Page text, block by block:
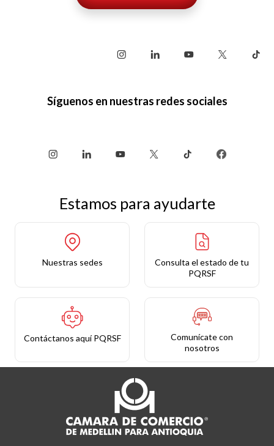
Síguenos en nuestras redes sociales
Estamos para ayudarte
Nuestras sedes
Consulta el estado de tu
PQRSF
Contáctanos aquí PQRSF
Comunícate con
nosotros